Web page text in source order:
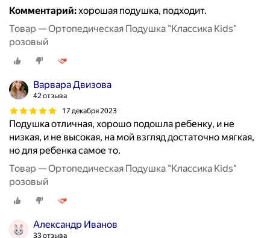
Комментарий:хорошая подушка, подходит.
Товар — Ортопедическая Подушка "Классика Kids"
розовый
Варвара Двизова
42 отзыва
17 декабря 2023
Подушка отличная, хорошо подошла ребенку, и не
низкая, и не высокая, на мой взгляд достаточно мягкая,
но для ребенка самое то.
Товар — Ортопедическая Подушка "Классика Kids"
розовый
Александр Иванов
33 отзыва